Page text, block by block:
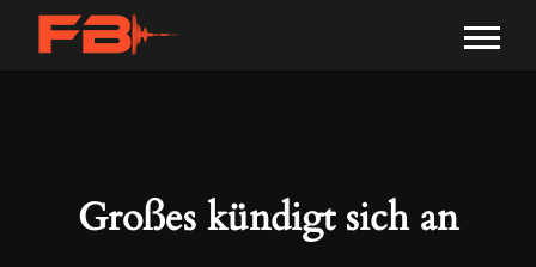
Großes kündigt sich an